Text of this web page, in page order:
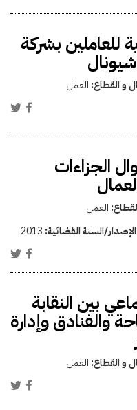
للعاملين بشركة
و القطاع: العمل
الجزاءات
العمل
السنة القضائية: 2013
بين النقابة
والفنادق وإدارة
و القطاع: العمل